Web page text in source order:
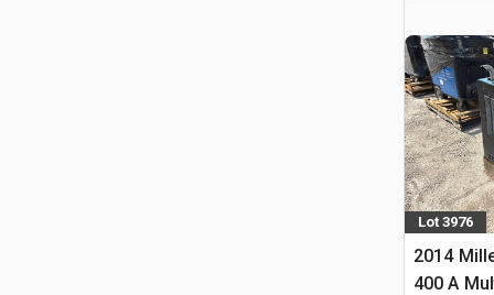
Lot 3976
2014
400 A